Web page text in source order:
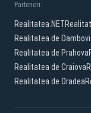
Parteneri:
Realitatea.NET
Realitatea de
Realitatea de Prahova
Realitatea de Craiova
Realitatea de Oradea